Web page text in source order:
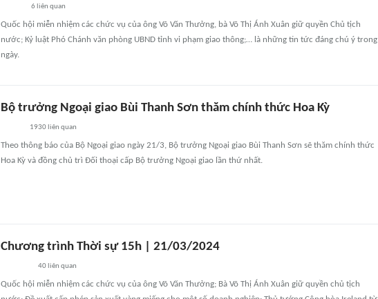
6 liên quan
Quốc hội miễn nhiệm các chức vụ của ông Võ Văn Thưởng, bà Võ Thị Ánh Xuân giữ quyền Chủ tịch
nước; Kỷ luật Phó Chánh văn phòng UBND tỉnh vi phạm giao thông;… là những tin tức đáng chú ý trong
ngày.
Bộ trưởng Ngoại giao Bùi Thanh Sơn thăm chính thức Hoa Kỳ
1930 liên quan
Theo thông báo của Bộ Ngoại giao ngày 21/3, Bộ trưởng Ngoại giao Bùi Thanh Sơn sẽ thăm chính thức
Hoa Kỳ và đồng chủ trì Đối thoại cấp Bộ trưởng Ngoại giao lần thứ nhất.
Chương trình Thời sự 15h | 21/03/2024
40 liên quan
Quốc hội miễn nhiệm các chức vụ của ông Võ Văn Thưởng; Bà Võ Thị Ánh Xuân giữ quyền chủ tịch